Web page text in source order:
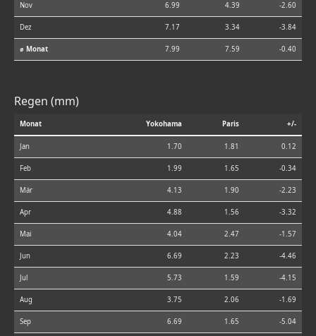
Nov 6.99 4.39 -2.60
Dez 7.17 3.34 -3.84
⌀ Monat 7.99 7.59 -0.40
Regen (mm)
Monat Yokohama Paris +/-
Jan 1.70 1.81 0.12
Feb 1.99 1.65 -0.34
Mär 4.13 1.90 -2.23
Apr 4.88 1.56 -3.32
Mai 4.04 2.47 -1.57
Jun 6.69 2.23 -4.46
Jul 5.73 1.59 -4.15
Aug 3.75 2.06 -1.69
Sep 6.69 1.65 -5.04